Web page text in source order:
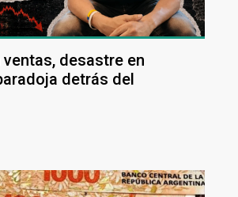
desastre en
detrás del